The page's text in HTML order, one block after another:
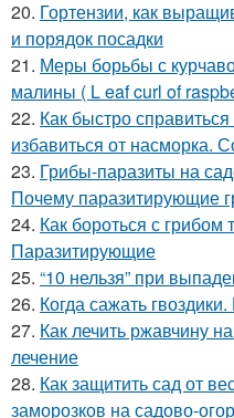
20. Гортензии, как
и порядок посадки
21. Меры борьбы с
малины ( L eaf curl of
22. Как быстро
избавиться от насморка.
23. Грибы-паразиты на
Почему паразитирующие
24. Как бороться с грибом
Паразитирующие
25. “10 нельзя” при
26. Когда сажать
27. Как лечить ржавчину
лечение
28. Как защитить сад от
заморозков на садово-